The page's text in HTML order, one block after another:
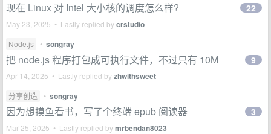
现在 Linux 对 Intel 大小核的调度怎么样?
May 23, 2025 • Lastly replied bycrstudio
22
Node.js • songray
把 node.js 程序打包成可执行文件，不过只有 10M
Apr 14, 2025 • Lastly replied byzhwithsweet
9
分享创造 • songray
因为想摸鱼看书，写了个终端 epub 阅读器
Mar 25, 2025 • Lastly replied bymrbendan8023
3